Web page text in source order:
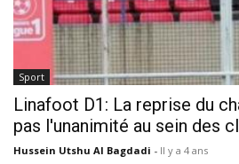
Sport
Linafoot D1: La reprise du
pas l'unanimité au sein des
Hussein Utshu Al Bagdadi - Il y a 4 ans